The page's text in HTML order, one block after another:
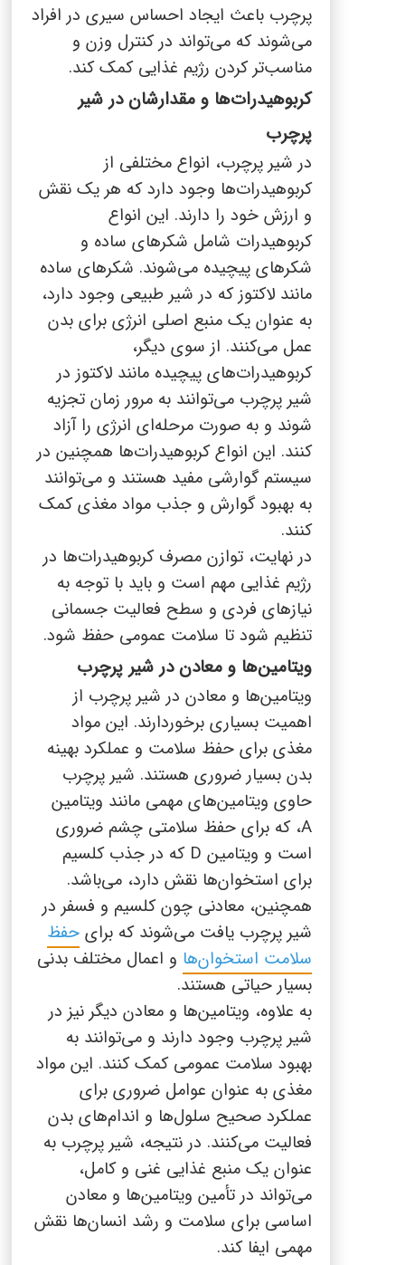
پرچرب باعث ایجاد احساس سیری در افراد
می‌شوند که می‌تواند در کنترل وزن و
مناسب‌تر کردن رژیم غذایی کمک کند.
کربوهیدرات‌ها و مقدارشان در شیر
پرچرب
در شیر پرچرب، انواع مختلفی از
کربوهیدرات‌ها وجود دارد که هر یک نقش
و ارزش خود را دارند. این انواع
کربوهیدرات شامل شکرهای ساده و
شکرهای پیچیده می‌شوند. شکرهای ساده
مانند لاکتوز که در شیر طبیعی وجود دارد،
به عنوان یک منبع اصلی انرژی برای بدن
عمل می‌کنند. از سوی دیگر،
کربوهیدرات‌های پیچیده مانند لاکتوز در
شیر پرچرب می‌توانند به مرور زمان تجزیه
شوند و به صورت مرحله‌ای انرژی را آزاد
کنند. این انواع کربوهیدرات‌ها همچنین در
سیستم گوارشی مفید هستند و می‌توانند
به بهبود گوارش و جذب مواد مغذی کمک
کنند.
در نهایت، توازن مصرف کربوهیدرات‌ها در
رژیم غذایی مهم است و باید با توجه به
نیازهای فردی و سطح فعالیت جسمانی
تنظیم شود تا سلامت عمومی حفظ شود.
ویتامین‌ها و معادن در شیر پرچرب
ویتامین‌ها و معادن در شیر پرچرب از
اهمیت بسیاری برخوردارند. این مواد
مغذی برای حفظ سلامت و عملکرد بهینه
بدن بسیار ضروری هستند. شیر پرچرب
حاوی ویتامین‌های مهمی مانند ویتامین
A، که برای حفظ سلامتی چشم ضروری
است و ویتامین D که در جذب کلسیم
برای استخوان‌ها نقش دارد، می‌باشد.
همچنین، معادنی چون کلسیم و فسفر در
شیر پرچرب یافت می‌شوند که برایحفظ
سلامت استخوان‌ها و اعمال مختلف بدنی
بسیار حیاتی هستند.
به علاوه، ویتامین‌ها و معادن دیگر نیز در
شیر پرچرب وجود دارند و می‌توانند به
بهبود سلامت عمومی کمک کنند. این مواد
مغذی به عنوان عوامل ضروری برای
عملکرد صحیح سلول‌ها و اندام‌های بدن
فعالیت می‌کنند. در نتیجه، شیر پرچرب به
عنوان یک منبع غذایی غنی و کامل،
می‌تواند در تأمین ویتامین‌ها و معادن
اساسی برای سلامت و رشد انسان‌ها نقش
مهمی ایفا کند.